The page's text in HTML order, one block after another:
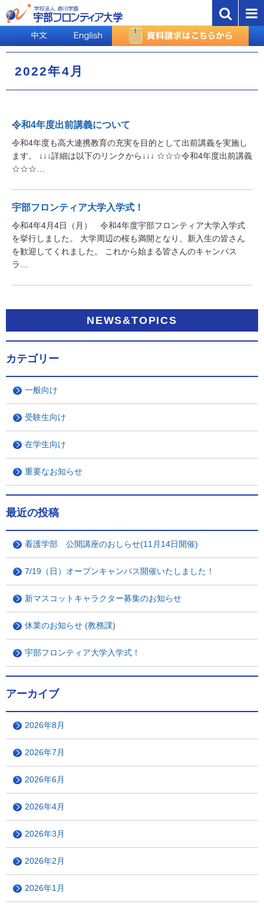
2022年4月
令和4年度出前講義について
令和4年度も高大連携教育の充実を目的として出前講義を実施し
ます。 ↓↓↓詳細は以下のリンクから↓↓↓ ☆☆☆令和4年度出前講義
☆☆☆…
宇部フロンティア大学入学式！
令和4年4月4日（月） 令和4年度宇部フロンティア大学入学式
を挙行しました。 大学周辺の桜も満開となり、新入生の皆さん
を歓迎してくれました。 これから始まる皆さんのキャンパス
ラ…
NEWS&TOPICS
カテゴリー
一般向け
受験生向け
在学生向け
重要なお知らせ
最近の投稿
看護学部 公開講座のおしらせ(11月14日開催)
7/19（日）オープンキャンパス開催いたしました！
新マスコットキャラクター募集のお知らせ
休業のお知らせ (教務課)
宇部フロンティア大学入学式！
アーカイブ
2026年8月
2026年7月
2026年6月
2026年4月
2026年3月
2026年2月
2026年1月